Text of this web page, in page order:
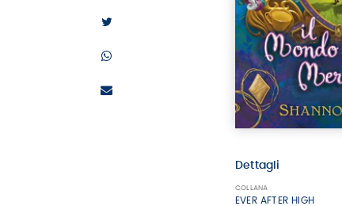
Dettagli
COLLANA
EVER AFTER HIGH